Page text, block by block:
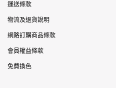
運送條款
物流及退貨說明
網路訂購商品條款
會員權益條款
免費換色